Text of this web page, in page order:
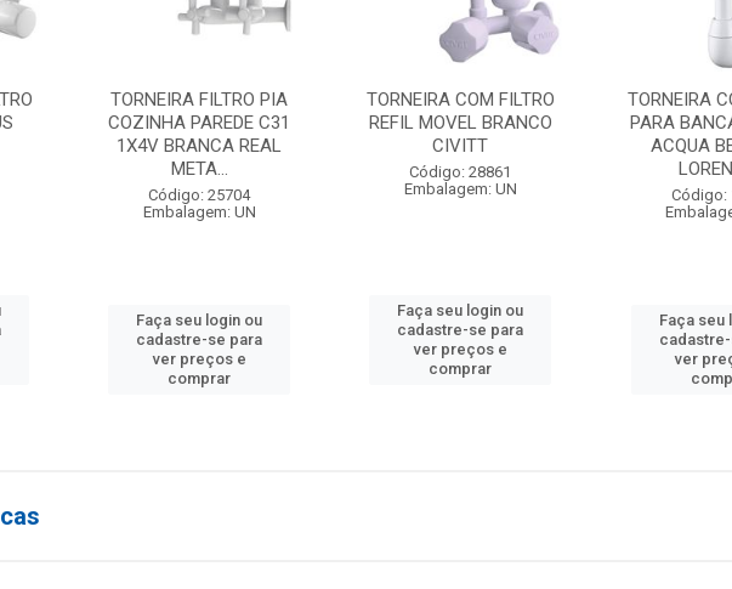
TORNEIRA FILTRO PIA
COZINHA PAREDE C31
1X4V BRANCA REAL
META...
Código: 25704
Embalagem: UN
Faça seu login ou
cadastre-se para
ver preços e
comprar
TORNEIRA COM FILTRO
REFIL MOVEL BRANCO
CIVITT
Código: 28861
Embalagem: UN
Faça seu login ou
cadastre-se para
ver preços e
comprar
TORNEIRA
PARA
ACQUA
Código:
Faça seu
ver